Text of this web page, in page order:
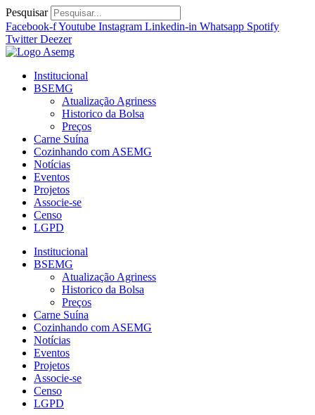
Ir
para
o
conteúdo
Pesquisar
Facebook-fYoutube Instagram Linkedin-in Whatsapp Spotify
Twitter Deezer
Institucional
BSEMG
Atualização Agriness
Historico da Bolsa
Preços
Carne Suína
Cozinhando com ASEMG
Notícias
Eventos
Projetos
Associe-se
Censo
LGPD
Institucional
BSEMG
Atualização Agriness
Historico da Bolsa
Preços
Carne Suína
Cozinhando com ASEMG
Notícias
Eventos
Projetos
Associe-se
Censo
LGPD